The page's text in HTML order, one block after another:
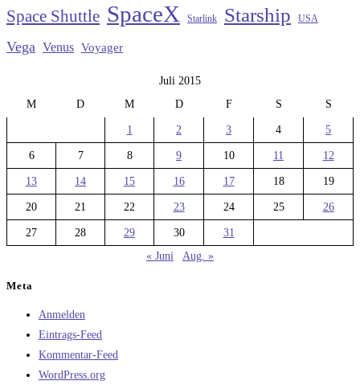
Space Shuttle SpaceX Starlink Starship USA
Vega Venus Voyager
Juli 2015
M
D M D F S S
1 2 3 4 5
6 7 8 9 10 11 12
13 14 15 16 17 18 19
20 21 22 23 24 25 26
27 28 29 30
31
« Juni
Aug. »
Meta
Anmelden
Eintrags-Feed
Kommentar-Feed
WordPress.org